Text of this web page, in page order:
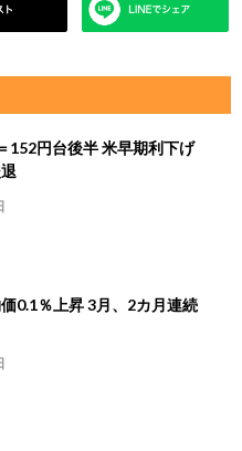
152円台後半 米早期利下げ
0.1％上昇 3月、2カ月連続